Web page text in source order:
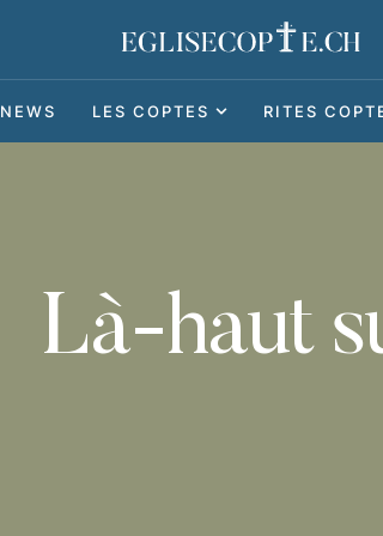
NEWS LES COPTES RITES
Là-haut